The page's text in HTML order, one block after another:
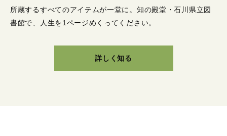
所蔵するすべてのアイテムが一堂に。 知の殿堂・石川県立図
書館で、人生を1ページめくってください。
詳しく知る